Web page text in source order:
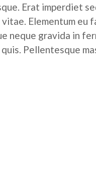
Erat imperdiet
Elementum eu
neque gravida in
Pellentesque